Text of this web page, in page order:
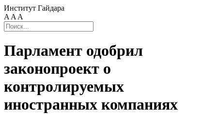
Институт Гайдара
A A A
Парламент одобрил
законопроект о
контролируемых
иностранных компаниях